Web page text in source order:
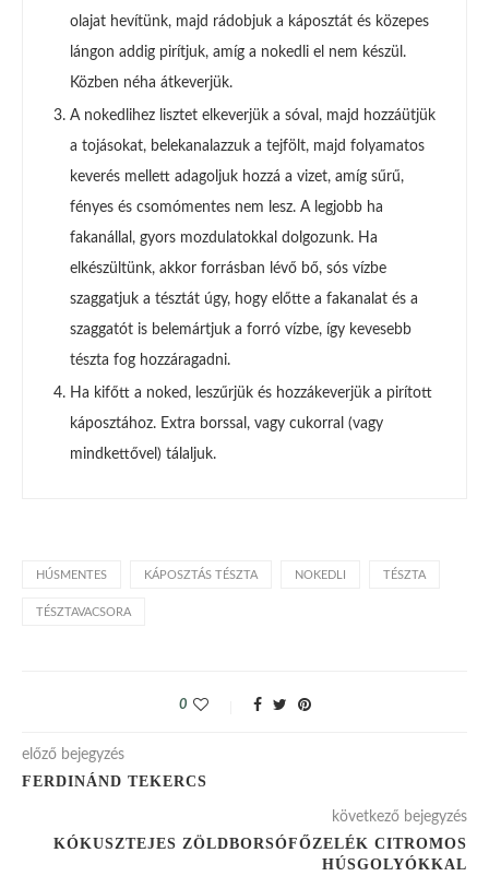
olajat hevítünk, majd rádobjuk a káposztát és közepes
lángon addig pirítjuk, amíg a nokedli el nem készül.
Közben néha átkeverjük.
A nokedlihez lisztet elkeverjük a sóval, majd hozzáütjük
a tojásokat, belekanalazzuk a tejfölt, majd folyamatos
keverés mellett adagoljuk hozzá a vizet, amíg sűrű,
fényes és csomómentes nem lesz. A legjobb ha
fakanállal, gyors mozdulatokkal dolgozunk. Ha
elkészültünk, akkor forrásban lévő bő, sós vízbe
szaggatjuk a tésztát úgy, hogy előtte a fakanalat és a
szaggatót is belemártjuk a forró vízbe, így kevesebb
tészta fog hozzáragadni.
Ha kifőtt a noked, leszűrjük és hozzákeverjük a pirított
káposztához. Extra borssal, vagy cukorral (vagy
mindkettővel) tálaljuk.
HÚSMENTES KÁPOSZTÁS TÉSZTA NOKEDLI TÉSZTA
TÉSZTAVACSORA
0
előző bejegyzés
FERDINÁND TEKERCS
következő bejegyzés
KÓKUSZTEJES ZÖLDBORSÓFŐZELÉK CITROMOS
HÚSGOLYÓKKAL